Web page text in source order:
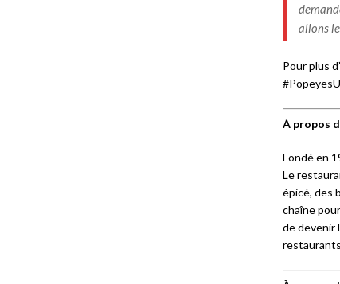
allons
Pour plus
À propos
Fondé en
Le
épicé, des
chaîne
de devenir